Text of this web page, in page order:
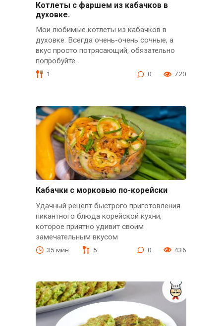
Котлеты с фаршем из кабачков в
духовке.
Мои любимые котлеты из кабачков в
духовке. Всегда очень-очень сочные, а
вкус просто потрясающий, обязательно
попробуйте.
1 0 720
Кабачки с морковью по-корейски
Удачный рецепт быстрого приготовления
пикантного блюда корейской кухни,
которое приятно удивит своим
замечательным вкусом
35 мин. 5 0 436